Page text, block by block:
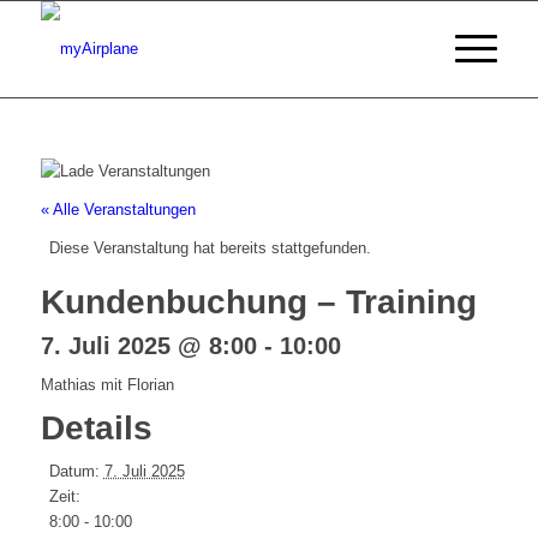
« Alle Veranstaltungen
Diese Veranstaltung hat bereits stattgefunden.
Kundenbuchung – Training
7. Juli 2025 @ 8:00- 10:00
Mathias mit Florian
Details
Datum: 7. Juli 2025
Zeit:
8:00 - 10:00